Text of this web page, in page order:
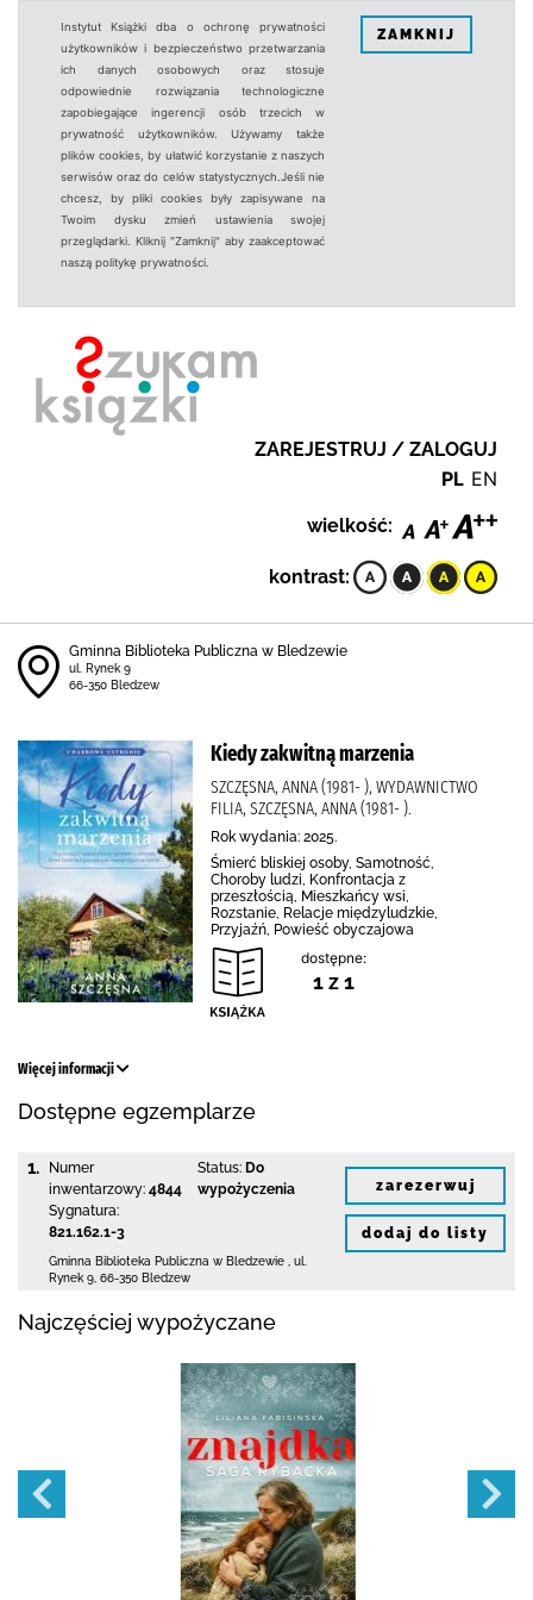
Instytut Książki dba o ochronę prywatności
użytkowników i bezpieczeństwo przetwarzania
ich danych osobowych oraz stosuje
odpowiednie rozwiązania technologiczne
zapobiegające ingerencji osób trzecich w
prywatność użytkowników. Używamy także
plików cookies, by ułatwić korzystanie z naszych
serwisów oraz do celów statystycznych.Jeśli nie
chcesz, by pliki cookies były zapisywane na
Twoim dysku zmień ustawienia swojej
przeglądarki. Kliknij "Zamknij" aby zaakceptować
naszą politykę prywatności.
ZAMKNIJ
ZAREJESTRUJ / ZALOGUJ
PL EN
wielkość:
kontrast:
Gminna Biblioteka Publiczna w Bledzewie
ul. Rynek 9
66-350 Bledzew
Kiedy zakwitną marzenia
SZCZĘSNA, ANNA (1981- ), WYDAWNICTWO
FILIA, SZCZĘSNA, ANNA (1981- ).
Rok wydania: 2025.
Śmierć bliskiej osoby, Samotność,
Choroby ludzi, Konfrontacja z
przeszłością, Mieszkańcy wsi,
Rozstanie, Relacje międzyludzkie,
Przyjaźń, Powieść obyczajowa
dostępne:
1 z 1
Więcej informacji
Dostępne egzemplarze
1.
Numer
inwentarzowy: 4844
Sygnatura:
821.162.1-3
Status: Do
wypożyczenia
Gminna Biblioteka Publiczna w Bledzewie
ul.
Rynek 9 66-350 Bledzew
zarezerwuj
dodaj do listy
Najczęściej wypożyczane